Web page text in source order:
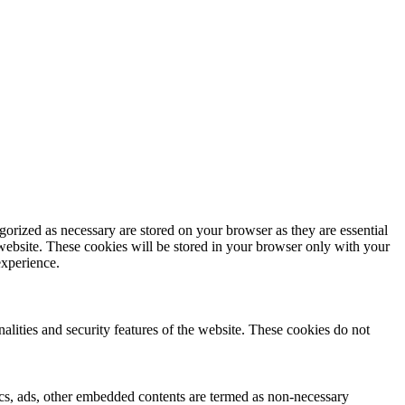
as necessary are stored on your browser as they are essential
These cookies will be stored in your browser only with your
and security features of the website. These cookies do not
other embedded contents are termed as non-necessary